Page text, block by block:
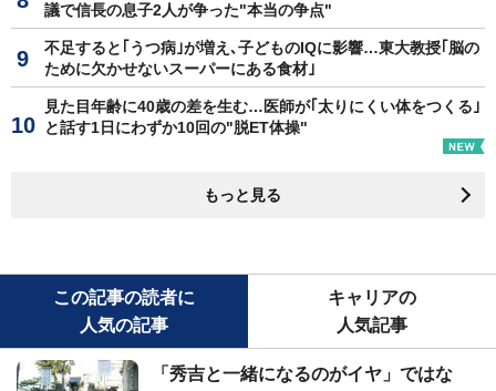
議で信長の息子2人が争った"本当の争点"
不足すると｢うつ病｣が増え､子どものIQに影響…東大教授｢脳の
ために欠かせないスーパーにある食材｣
見た目年齢に40歳の差を生む…医師が｢太りにくい体をつくる｣
と話す1日にわずか10回の"脱ET体操"
もっと見る
この記事の読者に
人気の記事
キャリアの
人気記事
「秀吉と一緒になるのがイヤ」ではな